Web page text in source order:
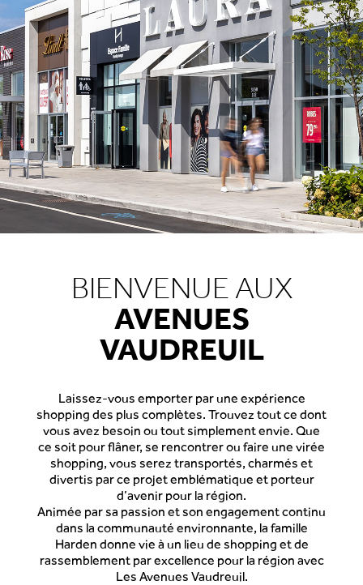
BIENVENUE AUX
AVENUES
VAUDREUIL
Laissez-vous emporter par une expérience
shopping des plus complètes. Trouvez tout ce dont
vous avez besoin ou tout simplement envie. Que
ce soit pour flâner, se rencontrer ou faire une virée
shopping, vous serez transportés, charmés et
divertis par ce projet emblématique et porteur
d’avenir pour la région.
Animée par sa passion et son engagement continu
dans la communauté environnante, la famille
Harden donne vie à un lieu de shopping et de
rassemblement par excellence pour la région avec
Les Avenues Vaudreuil.